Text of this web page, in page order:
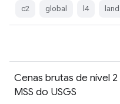
c2 global l4
Cenas brutas de nível
MSS do USGS